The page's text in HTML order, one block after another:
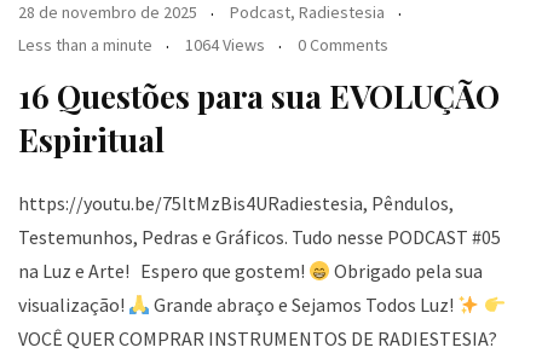
28 de novembro de 2025 Podcast, Radiestesia
Less than a minute
1064 Views 0 Comments
16 Questões para sua EVOLUÇÃO
Espiritual
https://youtu.be/75ltMzBis4URadiestesia, Pêndulos,
Testemunhos, Pedras e Gráficos. Tudo nesse PODCAST #05
na Luz e Arte! Espero que gostem!
Obrigado pela sua
visualização!
Grande abraço e Sejamos Todos Luz!
VOCÊ QUER COMPRAR INSTRUMENTOS DE RADIESTESIA?